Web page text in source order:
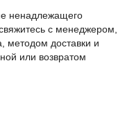
ненадлежащего
с менеджером,
методом доставки и
или возвратом